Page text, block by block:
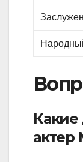
актер